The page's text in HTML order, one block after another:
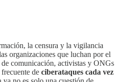
la censura y la vigilancia
organizaciones que luchan por el
comunicación, activistas y ONGs
de ciberataques cada vez